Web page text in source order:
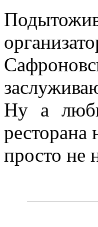
Ну а
ресторана
просто не